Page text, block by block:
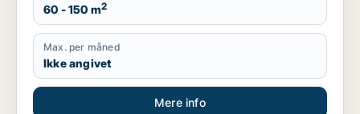
60 - 150 m2
Max. per måned
Ikke angivet
Mere info